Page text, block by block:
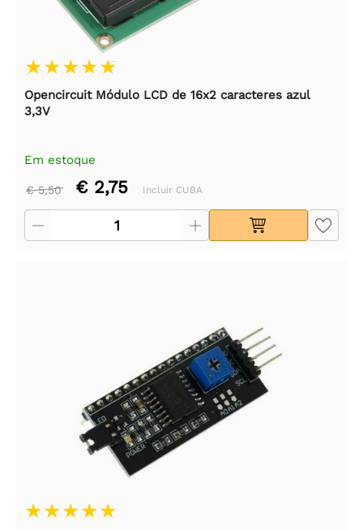
Opencircuit Módulo LCD de 16x2 caracteres azul
3,3V
Em estoque
€ 5,50 € 2,75 Incluir CUBA